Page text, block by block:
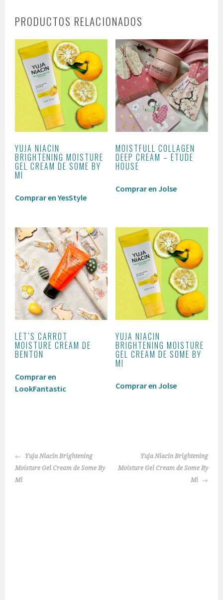
PRODUCTOS RELACIONADOS
YUJA NIACIN
BRIGHTENING MOISTURE
GEL CREAM DE SOME BY
MI
Comprar en YesStyle
MOISTFULL COLLAGEN
DEEP CREAM – ETUDE
HOUSE
Comprar en Jolse
LET’S CARROT
MOISTURE CREAM DE
BENTON
Comprar en
LookFantastic
YUJA NIACIN
BRIGHTENING MOISTURE
GEL CREAM DE SOME BY
MI
Comprar en Jolse
NAVEGACIÓN
DE
ENTRADAS
Yuja Niacin Brightening
Moisture Gel Cream de Some By
Mi
Yuja Niacin Brightening
Moisture Gel Cream de Some By
Mi